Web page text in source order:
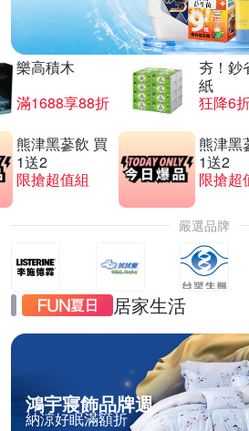
樂高積木
滿1688享88折
夯！鈔
紙
狂降6
熊津黑蔘飲 買
1送2
限搶超值組
熊津黑
1送2
限搶超
嚴選品牌
居家生活
鴻宇寢飾品牌週
納涼好眠滿額折